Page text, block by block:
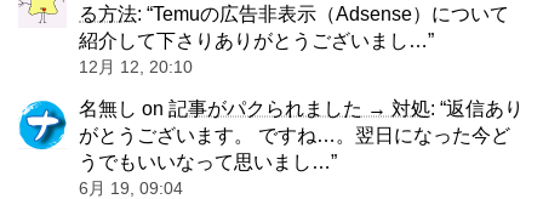
る方法: “Temuの広告非表示（Adsense）について
紹介して下さりありがとうございまし…”
12月 12, 20:10
名無し on 記事がパクられました → 対処: “返信あり
がとうございます。 ですね…。翌日になった今ど
うでもいいなって思いまし… ”
6月 19, 09:04